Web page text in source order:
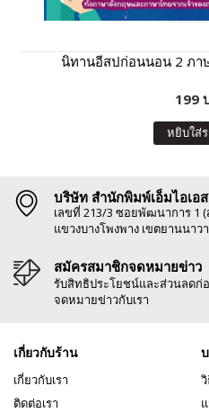
นิทานอีสปก่อนนอน 2 ภา
199
หยิบใส่
บริษัท สำนักพิมพ์เอ็มไอเอ
เลขที่ 213/3 ซอยพัฒนาการ 1
แขวงบางโพงพาง เขตยานนาว
สมัครสมาชิกจดหมายข่าว
รับสิทธิประโยชน์และส่วนลดก่
จดหมายข่าวกับเรา
เกี่ยวกับร้าน
เกี่ยวกับเรา
ติดต่อเรา